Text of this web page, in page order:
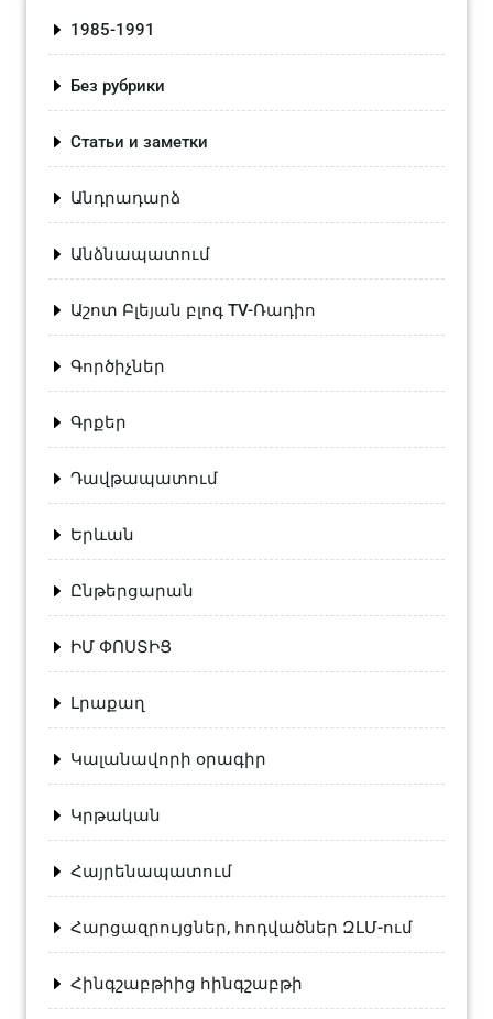
1985-1991
Без рубрики
Статьи и заметки
Անդրադարձ
Անձնապատում
Աշոտ Բլեյան բլոգ TV-Ռադիո
Գործիչներ
Գրքեր
Դավթապատում
Երևան
Ընթերցարան
ԻՄ ՓՈՍՏԻՑ
Լրաքաղ
Կալանավորի օրագիր
Կրթական
Հայրենապատում
Հարցազրույցներ, հոդվածներ ԶԼՄ-ում
Հինգշաբթիից հինգշաբթի